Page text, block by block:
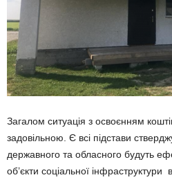
Загалом ситуація з освоєнням
задовільною. Є всі підстави
державного та обласного будуть
об’єкти соціальної інфраструктури